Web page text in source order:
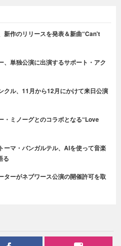
新作のリリースを発表＆新曲“Can't
、単独公演に出演するサポート・アク
クル、11月から12月にかけて来日公演
・ミノーグとのコラボとなる“Love
ーマ・バンガルテル、AIを使って音楽
る
ターがネブワース公演の開催許可を取